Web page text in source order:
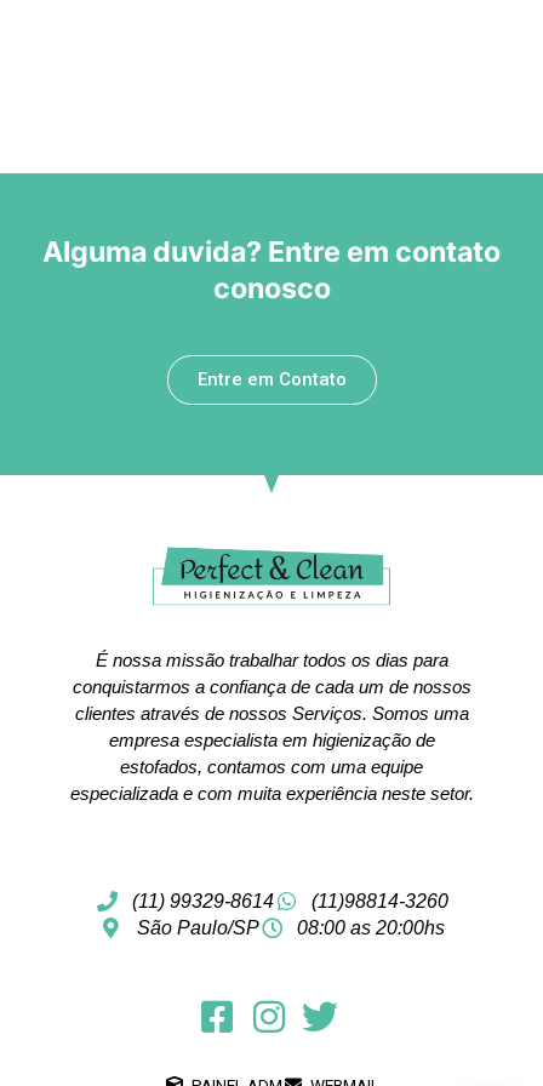
Alguma duvida? Entre em contato
conosco
Entre em Contato
É nossa missão trabalhar todos os dias para
conquistarmos a confiança de cada um de nossos
clientes através de nossos Serviços. Somos uma
empresa especialista em higienização de
estofados, contamos com uma equipe
especializada e com muita experiência neste setor.
(11) 99329-8614
(11)98814-3260
São Paulo/SP
08:00 as 20:00hs